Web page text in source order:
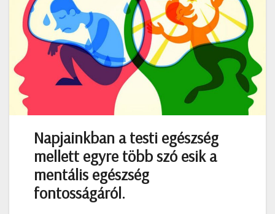
Napjainkban a testi egészség
mellett egyre több szó esik a
mentális egészség
fontosságáról.